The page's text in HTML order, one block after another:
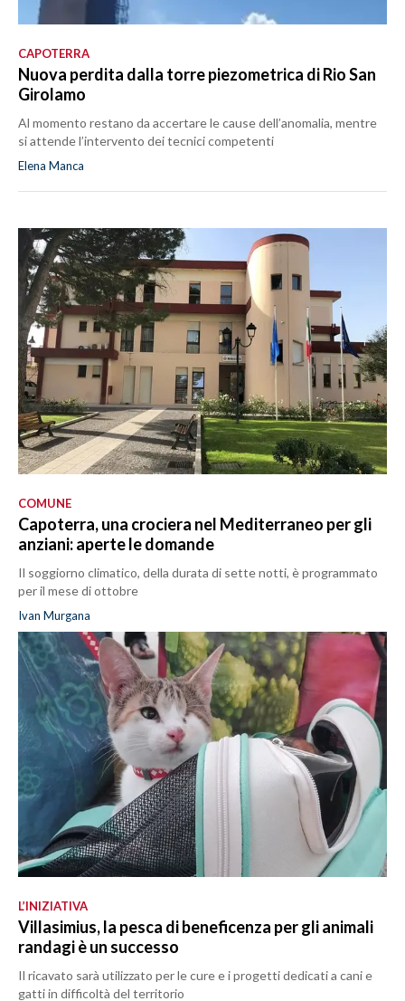
CAPOTERRA
Nuova perdita dalla torre piezometrica di Rio San
Girolamo
Al momento restano da accertare le cause dell’anomalia, mentre
si attende l’intervento dei tecnici competenti
Elena Manca
COMUNE
Capoterra, una crociera nel Mediterraneo per gli
anziani: aperte le domande
Il soggiorno climatico, della durata di sette notti, è programmato
per il mese di ottobre
Ivan Murgana
L’INIZIATIVA
Villasimius, la pesca di beneficenza per gli animali
randagi è un successo
Il ricavato sarà utilizzato per le cure e i progetti dedicati a cani e
gatti in difficoltà del territorio